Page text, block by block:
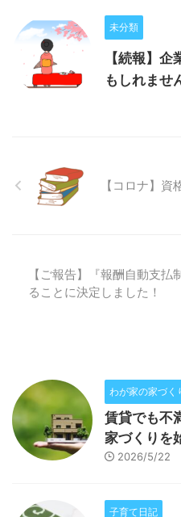
未分類
【続報】
もしれませ
【コロナ】
【ご報告】『報酬自動支払
ることに決定しました！
わが家の家づく
賃貸でも不
家づくりを
2026/5/22
子育て日記